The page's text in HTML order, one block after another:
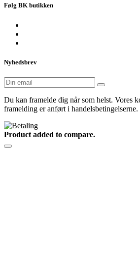
Følg BK butikken
Nyhedsbrev
Du kan framelde dig når som helst. Vores
framelding er anført i handelsbetingelserne.
Product added to compare.